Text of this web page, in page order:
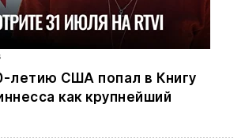
летию США попал в Книгу
как крупнейший